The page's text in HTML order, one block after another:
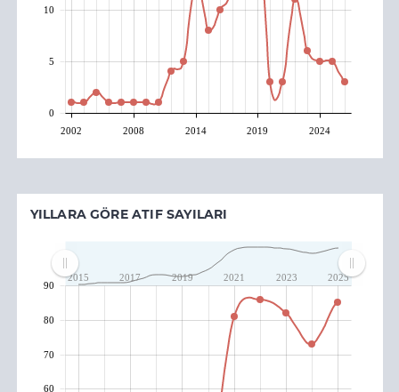
2002 2008 2014 2019 2024
0
5
10
YILLARA GÖRE ATIF SAYILARI
2015 2017 2019 2021 2023 2025
60
70
80
90